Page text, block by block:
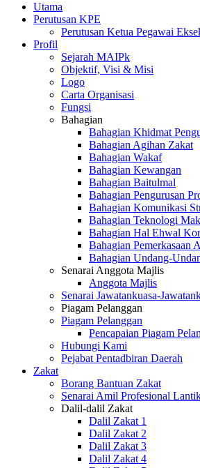
Utama
Perutusan KPE
Perutusan Ketua Pegawai
Profil
Sejarah MAIPk
Objektif, Visi & Misi
Logo
Carta Organisasi
Fungsi
Bahagian
Bahagian Khidmat
Bahagian Agihan Zakat
Bahagian Wakaf
Bahagian Kewangan
Bahagian Baitulmal
Bahagian Pengurusan
Bahagian Komunikasi
Bahagian Teknologi
Bahagian Hal Ehwal
Bahagian Pemerkasaan
Bahagian Undang-
Senarai Anggota Majlis
Anggota Majlis
Senarai Jawatankuasa-
Piagam Pelanggan
Piagam Pelanggan
Pencapaian Piagam
Hubungi Kami
Pejabat Pentadbiran Daerah
Zakat
Borang Bantuan Zakat
Senarai Amil Profesional
Dalil-dalil Zakat
Dalil Zakat 1
Dalil Zakat 2
Dalil Zakat 3
Dalil Zakat 4